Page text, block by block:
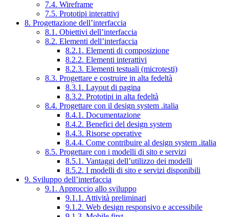
7.4. Wireframe
7.5. Prototipi interattivi
8. Progettazione dell’interfaccia
8.1. Obiettivi dell’interfaccia
8.2. Elementi dell’interfaccia
8.2.1. Elementi di composizione
8.2.2. Elementi interattivi
8.2.3. Elementi testuali (microtesti)
8.3. Progettare e costruire in alta fedeltà
8.3.1. Layout di pagina
8.3.2. Prototipi in alta fedeltà
8.4. Progettare con il design system .italia
8.4.1. Documentazione
8.4.2. Benefici del design system
8.4.3. Risorse operative
8.4.4. Come contribuire al design system .italia
8.5. Progettare con i modelli di sito e servizi
8.5.1. Vantaggi dell’utilizzo dei modelli
8.5.2. I modelli di sito e servizi disponibili
9. Sviluppo dell’interfaccia
9.1. Approccio allo sviluppo
9.1.1. Attività preliminari
9.1.2. Web design responsivo e accessibile